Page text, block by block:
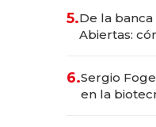
5.De la banca
Abiertas:
6.Sergio
en la